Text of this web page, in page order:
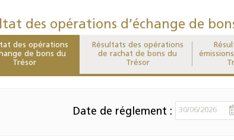
des opérations d’échange de
des opérations
de bons du
Trésor
Résultats des opérations
de rachat de bons du
Trésor
Date de réglement :